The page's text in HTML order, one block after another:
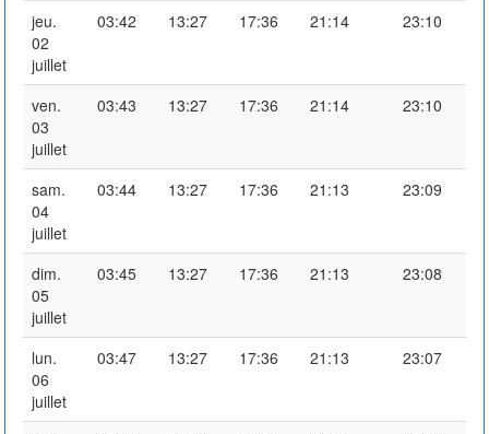
jeu.
02
juillet
03:42 13:27 17:36 21:14 23:10
ven.
03
juillet
03:43 13:27 17:36 21:14 23:10
sam.
04
juillet
03:44 13:27 17:36 21:13 23:09
dim.
05
juillet
03:45 13:27 17:36 21:13 23:08
lun.
06
juillet
03:47 13:27 17:36 21:13 23:07